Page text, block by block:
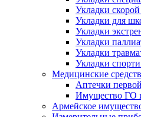
Укладки
Укладки для
Укладки
Укладки
Укладки
Укладки
Медицинские
Аптечки
Имущество ГО
Армейское